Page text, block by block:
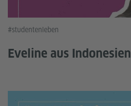
#studentenleben
Eveline aus Indonesien